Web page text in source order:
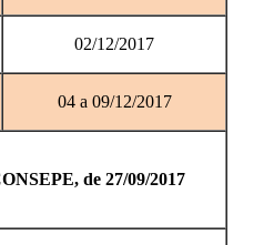
02/12/2017
04 a 09/12/2017
de 27/09/2017